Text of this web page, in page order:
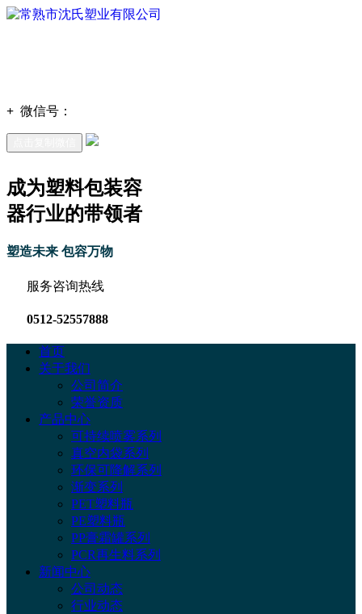
+ 微信号：
成为塑料包装容
器行业的带领者
塑造未来 包容万物
服务咨询热线
0512-52557888
首页
关于我们
公司简介
荣誉资质
产品中心
可持续喷雾系列
真空内袋系列
环保可降解系列
渐变系列
PET塑料瓶
PE塑料瓶
PP膏霜罐系列
PCR再生料系列
新闻中心
公司动态
行业动态